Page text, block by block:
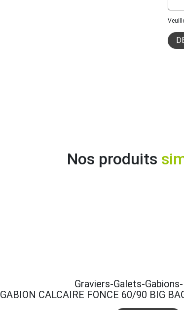
Nos produits
Graviers-Galets-
GABION CALCAIRE FONCE 60/90 BIG